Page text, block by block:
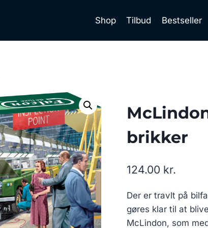
Shop Tilbud Bestseller
brikker
124.00 kr.
Der er travlt på
gøres klar til at
McLindon, som